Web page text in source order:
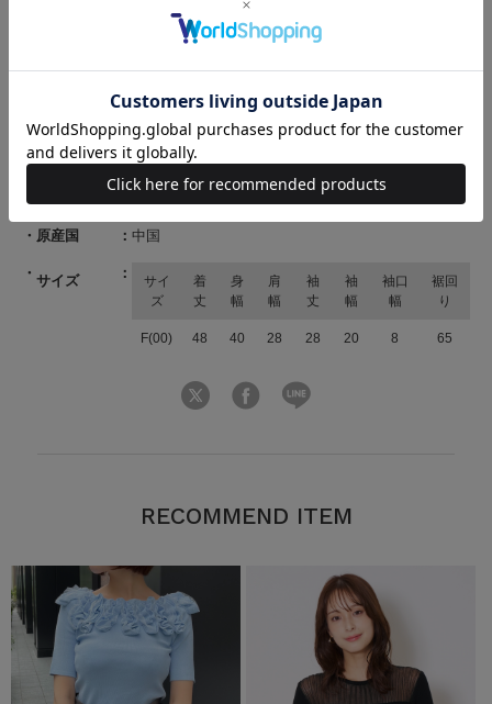
20092619700054 40 00
ブランド AND COUTURE（アンド クチュール）
本体：レーヨン71% ナイロン29% シアー部分：
原産国 中国
サイズ
サイ
ズ
着
丈
身
幅
肩
幅
袖
丈
袖
幅
袖口
幅
裾回
り
F(00) 48 40 28 28 20 8 65
RECOMMEND ITEM